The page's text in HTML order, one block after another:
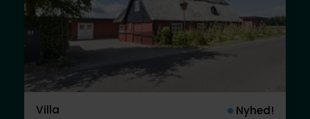
Villa Nyhed!